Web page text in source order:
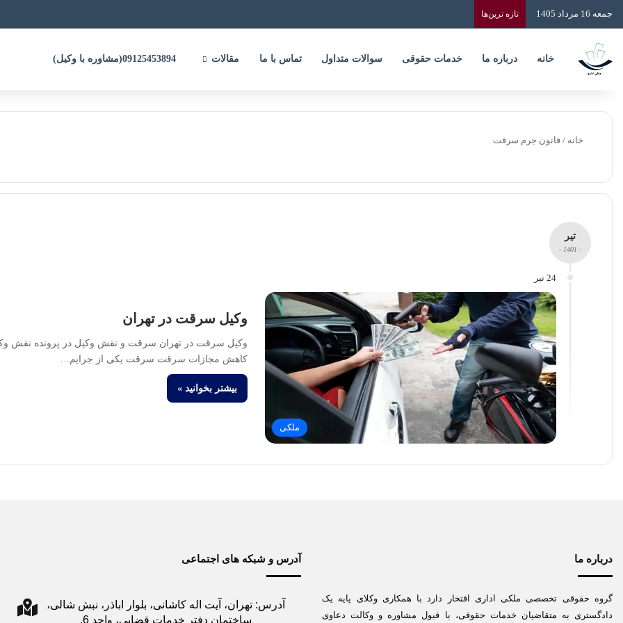
جمعه 16 مرداد 1405 تازه‌ ترین‌ها
خانه درباره ما خدمات حقوقی سوالات متداول تماس با ما مقالات
خانه / قانون جرم سرقت
تیر
- 1401 -
24 تیر
ملکی
وکیل سرقت در تهران
وکیل سرقت در تهران سرقت و نقش وکیل در پرونده نقش
کاهش مجازات سرقت سرقت یکی از جرایم…
بیشتر بخوانید »
درباره ما
گروه حقوقی تخصصی ملکی اداری افتخار دارد با همکاری وکلای پایه یک
دادگستری به متقاضیان خدمات حقوقی، با قبول مشاوره و وکالت دعاوی
آدرس و شبکه های اجتماعی
آدرس: تهران، آیت اله کاشانی، بلوار اباذر، نبش شالی،
ساختمان دفتر خدمات قضایی، واحد 6.